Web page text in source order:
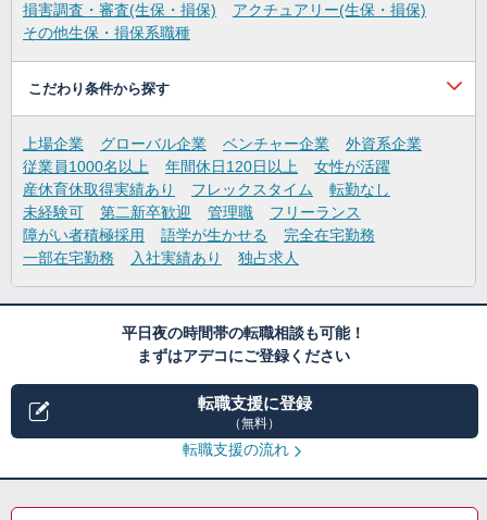
損害調査・審査(生保・損保)
アクチュアリー(生保・損保)
その他生保・損保系職種
こだわり条件から探す
上場企業 グローバル企業 ベンチャー企業
外資系企業
従業員1000名以上
年間休日120日以上
女性が活躍
産休育休取得実績あり
フレックスタイム
転勤なし
未経験可
第二新卒歓迎 管理職
フリーランス
障がい者積極採用
語学が生かせる
完全在宅勤務
一部在宅勤務
入社実績あり 独占求人
平日夜の時間帯の転職相談も可能！
まずはアデコにご登録ください
転職支援に登録
（無料）
転職支援の流れ